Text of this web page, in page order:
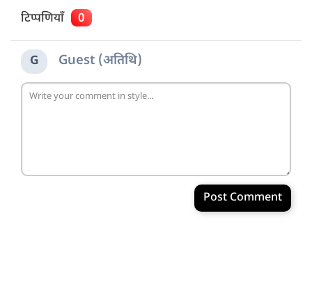
टिप्पणियाँ 0
G Guest (अतिथि)
Post Comment